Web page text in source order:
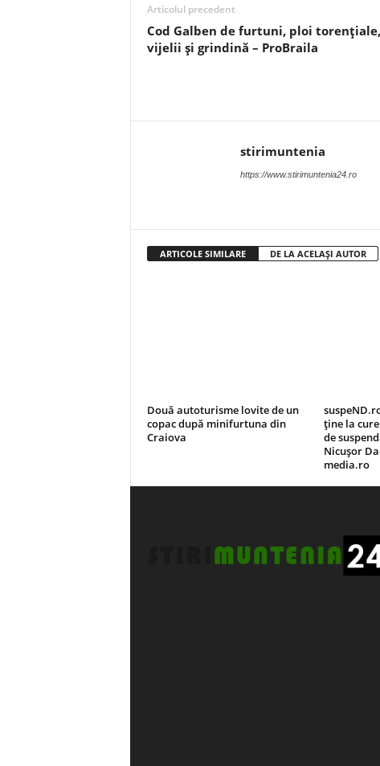
Articolul precedent
Cod Galben de furtuni, ploi torențiale,
vijelii și grindină – ProBraila
stirimuntenia
https://www.stirimuntenia24.ro
ARTICOLE SIMILARE DE LA ACELAȘI AUTOR
Două autoturisme lovite de un
copac după minifurtuna din
Craiova
ține la
de
Nicușor
media.ro